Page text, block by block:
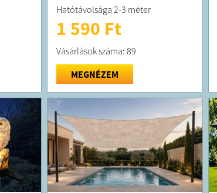
Hatótávolsága 2-3 méter
1 590 Ft
Vásárlások száma: 89
MEGNÉZEM